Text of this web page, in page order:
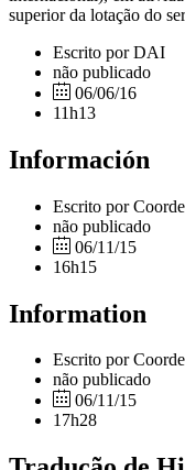
superior da lotação do
Escrito por DAI
não publicado
06/06/16
11h13
Información
Escrito por
não publicado
06/11/15
16h15
Information
Escrito por
não publicado
06/11/15
17h28